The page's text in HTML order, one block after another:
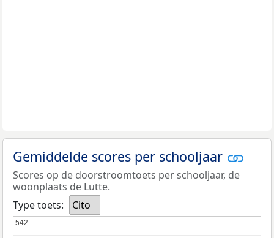
Gemiddelde scores per schooljaar
Scores op de doorstroomtoets per schooljaar, de
woonplaats de Lutte.
Type toets:
Cito
542
542